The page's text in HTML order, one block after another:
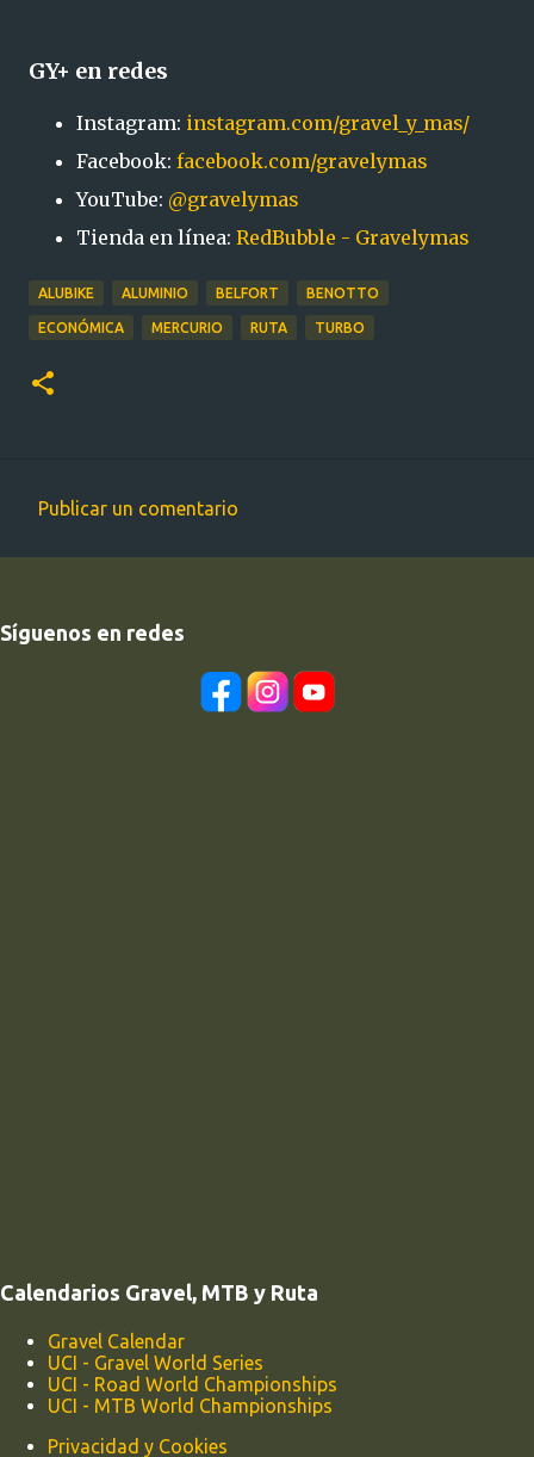
GY+ en redes
Instagram: instagram.com/gravel_y_mas/
Facebook: facebook.com/gravelymas
YouTube: @gravelymas
Tienda en línea: RedBubble - Gravelymas
ALUBIKE ALUMINIO BELFORT BENOTTO
ECONÓMICA MERCURIO RUTA TURBO
e
Publicar un comentario
Síguenos en redes
Calendarios Gravel, MTB y Ruta
Gravel Calendar
UCI - Gravel World Series
UCI - Road World Championships
UCI - MTB World Championships
Privacidad y Cookies